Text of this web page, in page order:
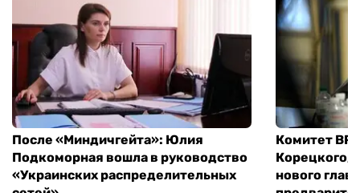
После «Миндичгейта»: Юлия
Подкоморная вошла в руководство
«Украинских распределительных
Комитет ВР
Корецкого,
нового